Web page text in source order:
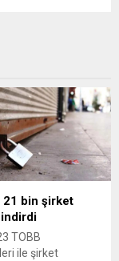
21 bin şirket
TOBB
ile şirket